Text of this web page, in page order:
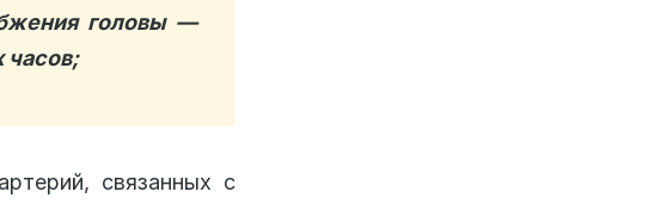
головы —
часов;
связанных с